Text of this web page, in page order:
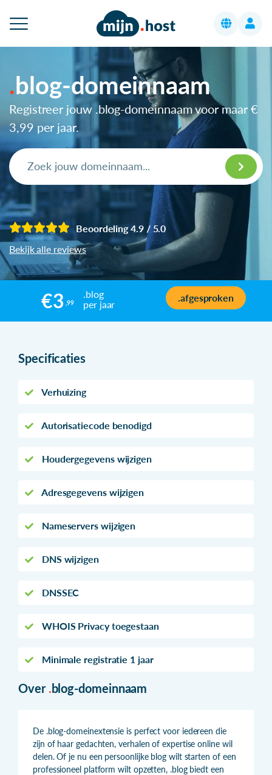
blog-domeinnaam
Registreer jouw .blog-domeinnaam voor maar €
3,99 per jaar.
Beoordeling 4.9 / 5.0
Bekijk alle reviews
€3 ,99
.blog
per jaar
.afgesproken
Specificaties
Verhuizing
Autorisatiecode benodigd
Houdergegevens wijzigen
Adresgegevens wijzigen
Nameservers wijzigen
DNS wijzigen
DNSSEC
WHOIS Privacy toegestaan
Minimale registratie 1 jaar
Over .blog-domeinnaam
De .blog-domeinextensie is perfect voor iedereen die
zijn of haar gedachten, verhalen of expertise online wil
delen. Of je nu een persoonlijke blog wilt starten of een
professioneel platform wilt opzetten, .blog biedt een